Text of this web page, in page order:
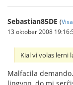
Sebastian85DE (
13 oktober 2008
Kial vi volas lerni
Malfacila